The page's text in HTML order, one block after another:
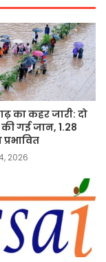
का कहर जारी: दो
गई जान, 1.28
2026